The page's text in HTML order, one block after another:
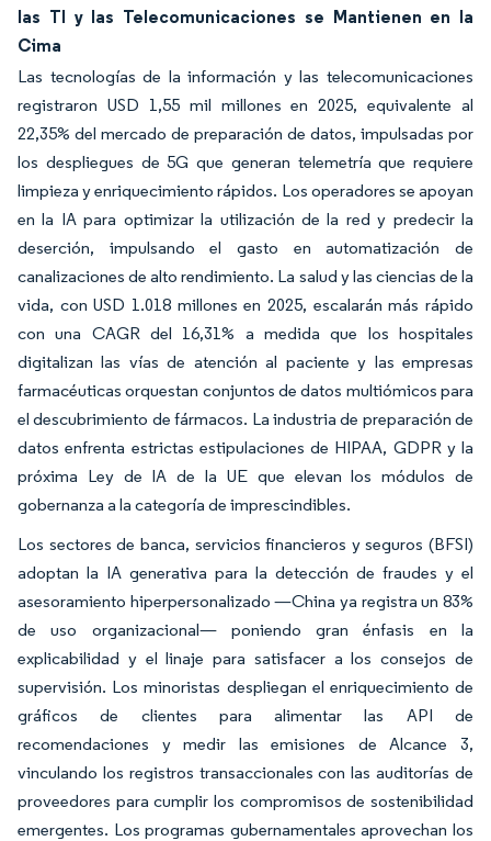
las TI y las Telecomunicaciones se Mantienen en la
Cima
Las tecnologías de la información y las telecomunicaciones
registraron USD 1,55 mil millones en 2025, equivalente al
22,35% del mercado de preparación de datos, impulsadas por
los despliegues de 5G que generan telemetría que requiere
limpieza y enriquecimiento rápidos. Los operadores se apoyan
en la IA para optimizar la utilización de la red y predecir la
deserción, impulsando el gasto en automatización de
canalizaciones de alto rendimiento. La salud y las ciencias de la
vida, con USD 1.018 millones en 2025, escalarán más rápido
con una CAGR del 16,31% a medida que los hospitales
digitalizan las vías de atención al paciente y las empresas
farmacéuticas orquestan conjuntos de datos multiómicos para
el descubrimiento de fármacos. La industria de preparación de
datos enfrenta estrictas estipulaciones de HIPAA, GDPR y la
próxima Ley de IA de la UE que elevan los módulos de
gobernanza a la categoría de imprescindibles.
Los sectores de banca, servicios financieros y seguros (BFSI)
adoptan la IA generativa para la detección de fraudes y el
asesoramiento hiperpersonalizado —China ya registra un 83%
de uso organizacional— poniendo gran énfasis en la
explicabilidad y el linaje para satisfacer a los consejos de
supervisión. Los minoristas despliegan el enriquecimiento de
gráficos de clientes para alimentar las API de
recomendaciones y medir las emisiones de Alcance 3,
vinculando los registros transaccionales con las auditorías de
proveedores para cumplir los compromisos de sostenibilidad
emergentes. Los programas gubernamentales aprovechan los